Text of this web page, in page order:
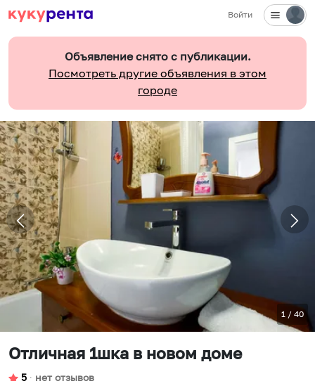
Войти
Объявление снято с публикации.
Посмотреть другие объявления в этом
городе
1 / 40
Отличная 1шка в новом доме
5 ∙ нет отзывов